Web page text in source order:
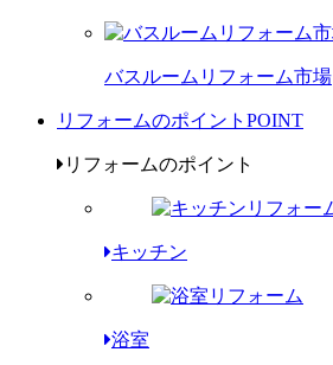
バスルームリフォーム市場
リフォームのポイント POINT
リフォームのポイント
キッチン
浴室